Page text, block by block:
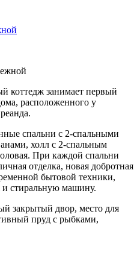
коттедж занимает первый
расположенного у
спальни с 2-спальными
холл с 2-спальным
При каждой спальни
отделка, новая добротная
бытовой техники,
стиральную машину.
закрытый двор, место для
пруд с рыбками,